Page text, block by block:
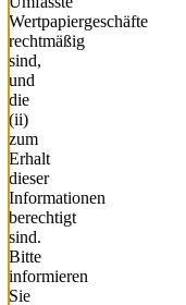
Wertpapiergeschäfte
rechtmäßig
sind,
und
die
(ii)
zum
Erhalt
dieser
Informationen
berechtigt
sind.
Bitte
informieren
Sie